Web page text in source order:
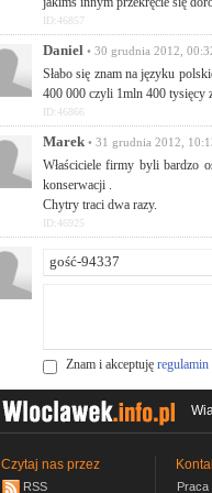
ID:46857
Daniel • 30 grudnia 2012,
Słabo się znam na języku
400 000 czyli 1mln 400 tysięcy
ID:46866
Marek • 31 grudnia 2012,
Właściciele firmy byli bardzo
konserwacji .
Chytry traci dwa razy.
ID:46925
Znam i akceptuję regulamin
Czytaj nas przez
RSS Praca